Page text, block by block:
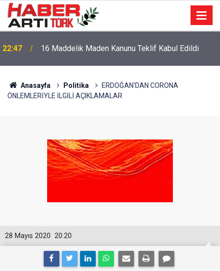
22:47 16 Maddelik Maden Kanunu Teklif Kabul Edildi
Anasayfa Politika
ERDOĞAN'DAN CORONA
ÖNLEMLERİYLE İLGİLİ AÇIKLAMALAR
20:20
28 Mayıs 2020